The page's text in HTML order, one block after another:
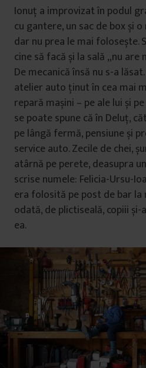
Ionuț a improvizat în podul
cu gantere, un sac de box și
dar nu prea le mai folosește.
cine să facă și la sală „nu
De mecanică însă nu s-a
atelier auto ținut în cea mai
repară mașini – pe ale lui și
se poate spune că în Deluț,
pe lângă fermă, pensiune și
service auto. Zecile de chei,
atârnă pe perete, deasupra
scrise numele: Felicia-Ursu-
era folosită pe post de bar
odată, de plictiseală, copiii
ea.